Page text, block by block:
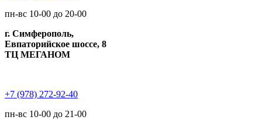
пн-вс 10-00 до 20-00
г. Симферополь,
Евпаторийское шоссе, 8
ТЦ МЕГАНОМ
+7 (978) 272-92-40
пн-вс 10-00 до 21-00